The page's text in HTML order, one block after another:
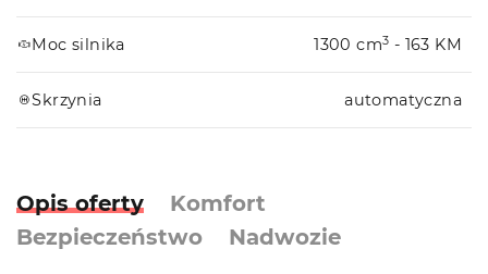
Moc silnika 1300 cm3 - 163 KM
Skrzynia automatyczna
Opis oferty
Komfort
Bezpieczeństwo
Nadwozie